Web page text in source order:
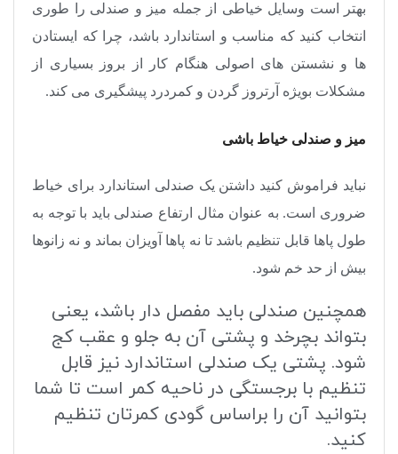
بهتر است وسایل خیاطی از جمله میز و صندلی را طوری
انتخاب کنید که مناسب و استاندارد باشد، چرا که ایستادن
ها و نشستن های اصولی هنگام کار از بروز بسیاری از
مشکلات بویژه آرتروز گردن و کمردرد پیشگیری می کند.
میز و صندلی خیاط باشی
نباید فراموش کنید داشتن یک صندلی استاندارد برای خیاط
ضروری است. به عنوان مثال ارتفاع صندلی باید با توجه به
طول پاها قابل تنظیم باشد تا نه پاها آویزان بماند و نه زانوها
بیش از حد خم شود.
همچنین صندلی باید مفصل دار باشد، یعنی
بتواند بچرخد و پشتی آن به جلو و عقب کج
شود. پشتی یک صندلی استاندارد نیز قابل
تنظیم با برجستگی در ناحیه کمر است تا شما
بتوانید آن را براساس گودی کمرتان تنظیم
کنید.